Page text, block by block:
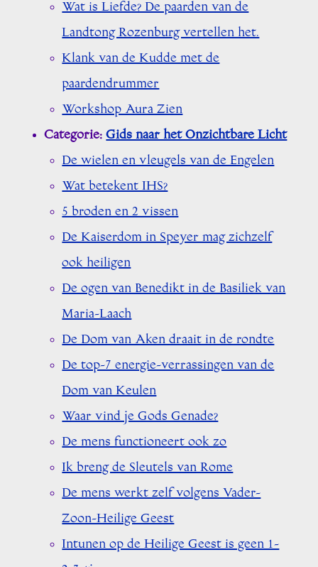
Wat is Liefde? De paarden van de
Landtong Rozenburg vertellen het.
Klank van de Kudde met de
paardendrummer
Workshop Aura Zien
Categorie:Gids naar het Onzichtbare Licht
De wielen en vleugels van de Engelen
Wat betekent IHS?
5 broden en 2 vissen
De Kaiserdom in Speyer mag zichzelf
ook heiligen
De ogen van Benedikt in de Basiliek van
Maria-Laach
De Dom van Aken draait in de rondte
De top-7 energie-verrassingen van de
Dom van Keulen
Waar vind je Gods Genade?
De mens functioneert ook zo
Ik breng de Sleutels van Rome
De mens werkt zelf volgens Vader-
Zoon-Heilige Geest
Intunen op de Heilige Geest is geen 1-